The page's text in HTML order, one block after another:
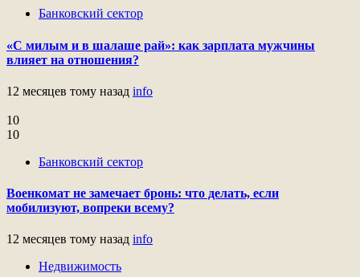
Банковский сектор
«С милым и в шалаше рай»: как зарплата мужчины
влияет на отношения?
12 месяцев тому назад info
10
10
Банковский сектор
Военкомат не замечает бронь: что делать, если
мобилизуют, вопреки всему?
12 месяцев тому назад info
Недвижимость